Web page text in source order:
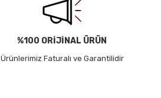
%100 ORİJİNAL ÜRÜN
Ürünlerimiz Faturalı ve Garantilidir